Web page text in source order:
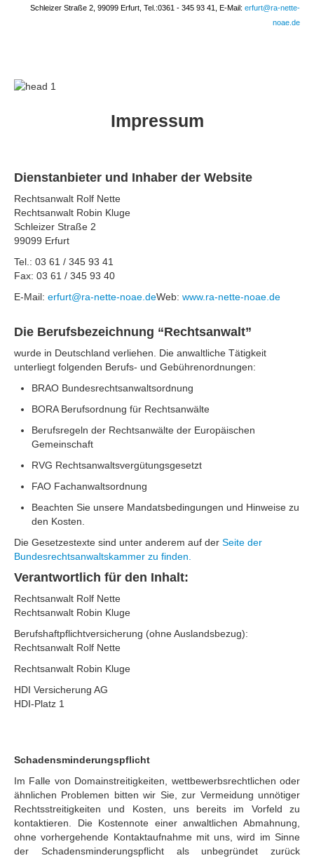
Schleizer Straße 2, 99099 Erfurt, Tel.:0361 - 345 93 41, E-Mail: erfurt@ra-nette-
noae.de
Impressum
Dienstanbieter und Inhaber der Website
Rechtsanwalt Rolf Nette
Rechtsanwalt Robin Kluge
Schleizer Straße 2
99099 Erfurt
Tel.: 03 61 / 345 93 41
Fax: 03 61 / 345 93 40
E-Mail: erfurt@ra-nette-noae.deWeb: www.ra-nette-noae.de
Die Berufsbezeichnung “Rechtsanwalt”
wurde in Deutschland verliehen. Die anwaltliche Tätigkeit
unterliegt folgenden Berufs- und Gebührenordnungen:
BRAO Bundesrechtsanwaltsordnung
BORA Berufsordnung für Rechtsanwälte
Berufsregeln der Rechtsanwälte der Europäischen
Gemeinschaft
RVG Rechtsanwaltsvergütungsgesetzt
FAO Fachanwaltsordnung
Beachten Sie unsere Mandatsbedingungen und Hinweise zu
den Kosten.
Die Gesetzestexte sind unter anderem auf der Seite der
Bundesrechtsanwaltskammer zu finden.
Verantwortlich für den Inhalt:
Rechtsanwalt Rolf Nette
Rechtsanwalt Robin Kluge
Berufshaftpflichtversicherung (ohne Auslandsbezug):
Rechtsanwalt Rolf Nette
Rechtsanwalt Robin Kluge
HDI Versicherung AG
HDI-Platz 1
Schadensminderungspflicht
Im Falle von Domainstreitigkeiten, wettbewerbsrechtlichen oder
ähnlichen Problemen bitten wir Sie, zur Vermeidung unnötiger
Rechtsstreitigkeiten und Kosten, uns bereits im Vorfeld zu
kontaktieren. Die Kostennote einer anwaltlichen Abmahnung,
ohne vorhergehende Kontaktaufnahme mit uns, wird im Sinne
der Schadensminderungspflicht als unbegründet zurück